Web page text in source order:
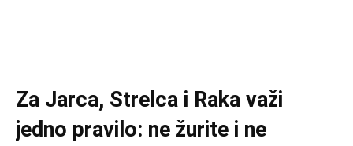
Za Jarca, Strelca i Raka važi
jedno pravilo: ne žurite i ne